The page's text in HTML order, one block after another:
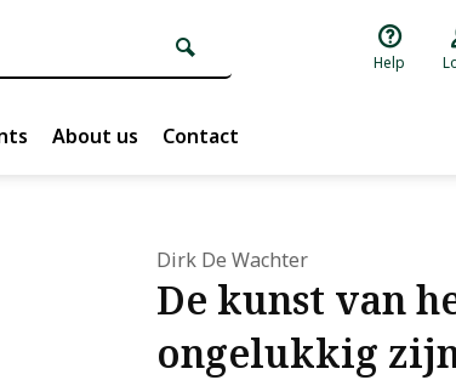
Help
About us Contact
Dirk De Wachter
De kunst van
ongelukkig